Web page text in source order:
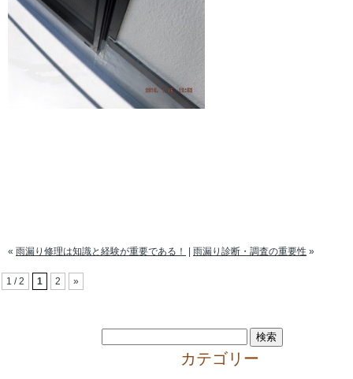
« 雨漏り修理は知識と経験が重要である！ 雨漏り診断・調査の重要性 »
1 / 2 1 2 »
カテゴリー